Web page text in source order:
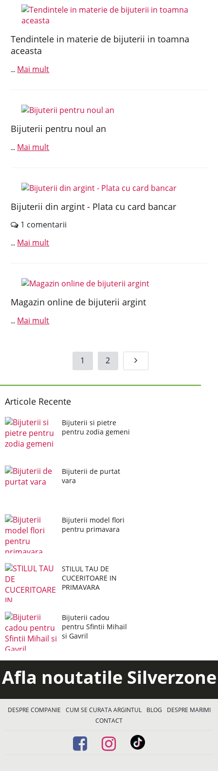
Tendintele in materie de bijuterii in toamna
aceasta
... Mai mult
Bijuterii pentru noul an
... Mai mult
Bijuterii din argint - Plata cu card bancar
1 comentarii
... Mai mult
Magazin online de bijuterii argint
... Mai mult
1 2
Articole Recente
Bijuterii si pietre
pentru zodia gemeni
Bijuterii de purtat
vara
Bijuterii model flori
pentru primavara
STILUL TAU DE
CUCERITOARE IN
PRIMAVARA
Bijuterii cadou
pentru Sfintii Mihail
si Gavril
Afla noutatile Silverzone
DESPRE COMPANIE CUM SE CURATA ARGINTUL BLOG
DESPRE MARIMI
CONTACT